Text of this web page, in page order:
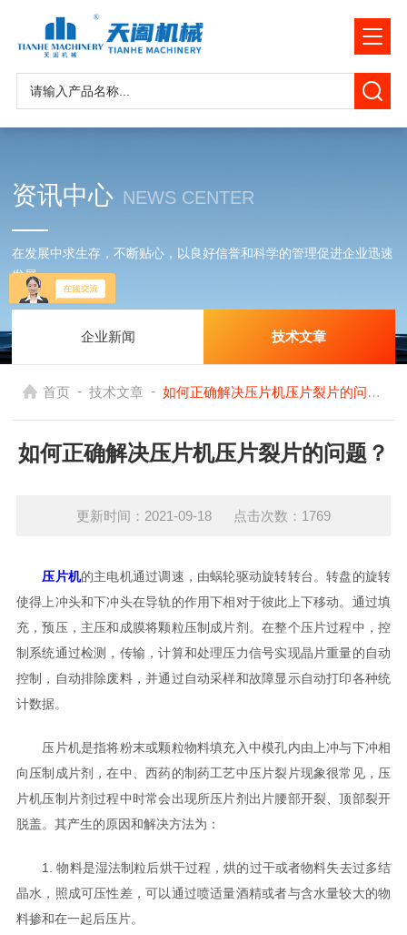
资讯中心 NEWS CENTER
在发展中求生存，不断贴心，以良好信誉和科学的管理促进企业迅速
发展
企业新闻 技术文章
首页 - 技术文章 - 如何正确解决压片机压片裂片的问题？
如何正确解决压片机压片裂片的问题？
更新时间：2021-09-18 点击次数：1769
压片机的主电机通过调速，由蜗轮驱动旋转转台。转盘的旋转
使得上冲头和下冲头在导轨的作用下相对于彼此上下移动。通过填
充，预压，主压和成膜将颗粒压制成片剂。在整个压片过程中，控
制系统通过检测，传输，计算和处理压力信号实现晶片重量的自动
控制，自动排除废料，并通过自动采样和故障显示自动打印各种统
计数据。
压片机是指将粉末或颗粒物料填充入中模孔内由上冲与下冲相
向压制成片剂，在中、西药的制药工艺中压片裂片现象很常见，压
片机压制片剂过程中时常会出现所压片剂出片腰部开裂、顶部裂开
脱盖。其产生的原因和解决方法为：
1. 物料是湿法制粒后烘干过程，烘的过干或者物料失去过多结
晶水，照成可压性差，可以通过喷适量酒精或者与含水量较大的物
料掺和在一起后压片。